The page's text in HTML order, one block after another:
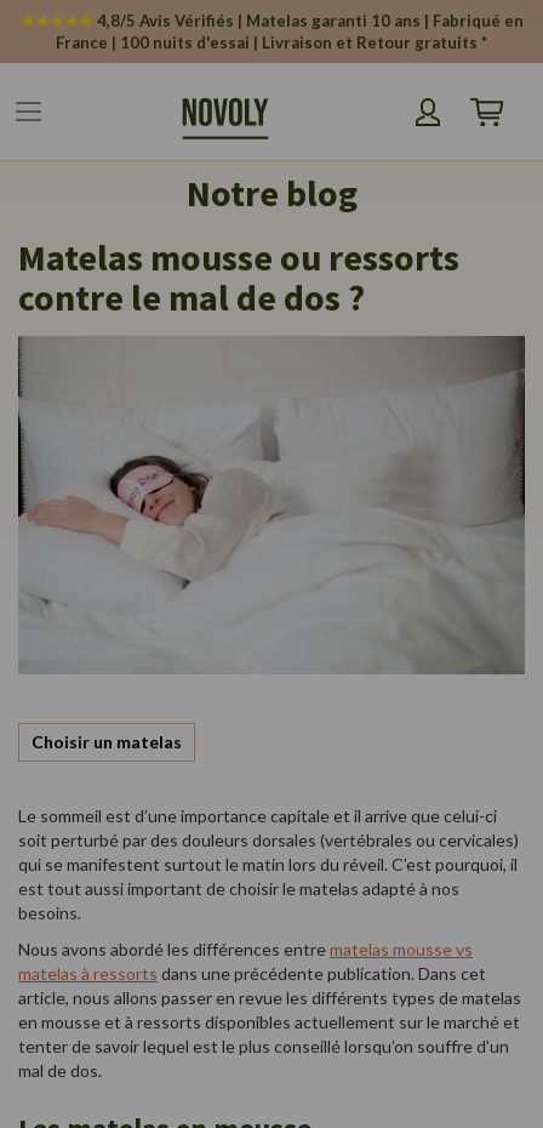
★★★★★ 4,8/5 Avis Vérifiés | Matelas garanti 10 ans | Fabriqué en
France | 100 nuits d'essai | Livraison et Retour gratuits *
Mon
Notre blog
Matelas mousse ou ressorts
contre le mal de dos ?
Choisir un matelas
Le sommeil est d’une importance capitale et il arrive que celui-ci
soit perturbé par des douleurs dorsales (vertébrales ou cervicales)
qui se manifestent surtout le matin lors du réveil. C’est pourquoi, il
est tout aussi important de choisir le matelas adapté à nos
besoins.
Nous avons abordé les différences entrematelas mousse vs
matelas à ressorts dans une précédente publication. Dans cet
article, nous allons passer en revue les différents types de matelas
en mousse et à ressorts disponibles actuellement sur le marché et
tenter de savoir lequel est le plus conseillé lorsqu’on souffre d’un
mal de dos.
Panneau de gestion des cookies